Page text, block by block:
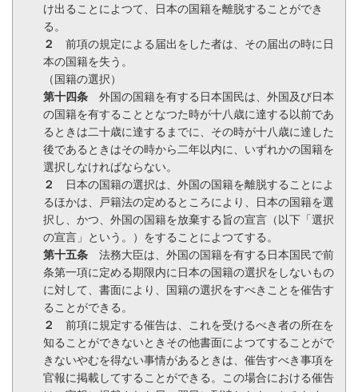
け出ることによつて、日本の国籍を離脱することができ
る。
２
前項の規定による届出をした者は、その届出の時に日
本の国籍を失う。
（国籍の選択）
第十四条 外国の国籍を有する日本国民は、外国及び日本
の国籍を有することとなつた時が十八歳に達する以前であ
るときは二十歳に達するまでに、その時が十八歳に達した
後であるときはその時から二年以内に、いずれかの国籍を
選択しなければならない。
２
日本の国籍の選択は、外国の国籍を離脱することによ
るほかは、戸籍法の定めるところにより、日本の国籍を選
択し、かつ、外国の国籍を放棄する旨の宣言（以下「選択
の宣言」という。）をすることによつてする。
第十五条 法務大臣は、外国の国籍を有する日本国民で前
条第一項に定める期限内に日本の国籍の選択をしないもの
に対して、書面により、国籍の選択をすべきことを催告す
ることができる。
２
前項に規定する催告は、これを受けるべき者の所在を
知ることができないときその他書面によつてすることがで
きないやむを得ない事情があるときは、催告すべき事項を
官報に掲載してすることができる。この場合における催告